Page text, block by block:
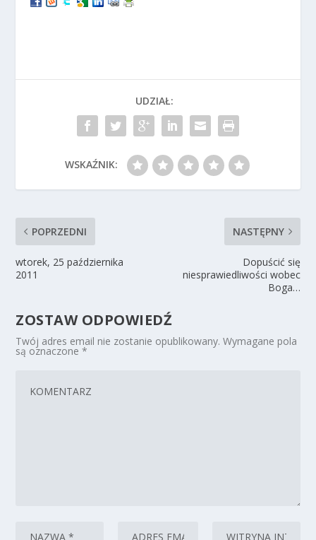
UDZIAŁ:
WSKAŹNIK:
POPRZEDNI
wtorek, 25 października
2011
NASTĘPNY
Dopuścić się
niesprawiedliwości wobec
Boga…
ZOSTAW ODPOWIEDŹ
Twój adres email nie zostanie opublikowany. Wymagane pola
są oznaczone*